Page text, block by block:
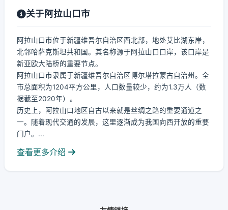
关于阿拉山口市
阿拉山口市位于新疆维吾尔自治区西北部，地处艾比湖东岸，
北邻哈萨克斯坦共和国。其名称源于阿拉山口口岸，该口岸是
新亚欧大陆桥的重要节点。
阿拉山口市隶属于新疆维吾尔自治区博尔塔拉蒙古自治州。全
市总面积为1204平方公里，人口数量较少，约为1.3万人（数
据截至2020年）。
历史上，阿拉山口地区自古以来就是丝绸之路的重要通道之
一。随着现代交通的发展，这里逐渐成为我国向西开放的重要
门户。...
查看更多介绍